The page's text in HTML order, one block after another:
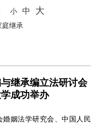
小 中 大
继承
继承编立法研讨会
成功举办
姻法学研究会、中国人民